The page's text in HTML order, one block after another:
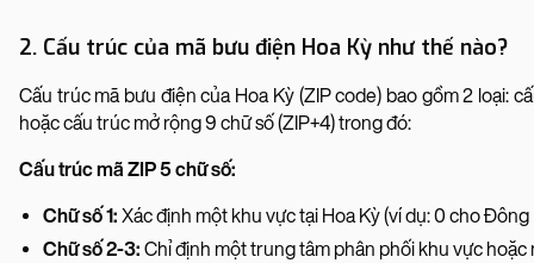
2. Cấu trúc của mã bưu điện Hoa Kỳ như thế nào?
Cấu trúc mã bưu điện của Hoa Kỳ (ZIP code) bao gồm 2 loại:
hoặc cấu trúc mở rộng 9 chữ số (ZIP+4) trong đó:
Cấu trúc mã ZIP 5 chữ số:
Chữ số 1: Xác định một khu vực tại Hoa Kỳ (ví dụ: 0 cho Đông
Chữ số 2-3: Chỉ định một trung tâm phân phối khu vực hoặc